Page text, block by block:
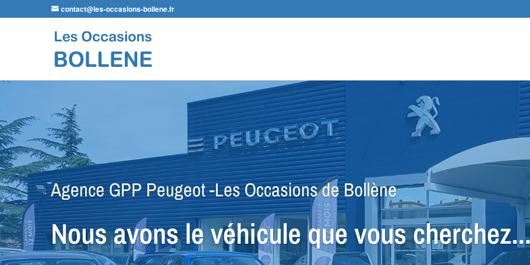
contact@les-occasions-bollene.fr
Agence GPP Peugeot -Les Occasions de Bollène
Nous avons le véhicule que vous